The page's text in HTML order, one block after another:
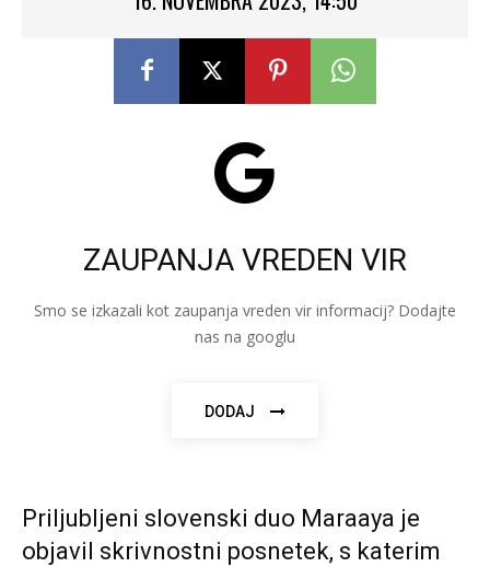
ZAUPANJA VREDEN VIR
Smo se izkazali kot zaupanja vreden vir informacij? Dodajte
nas na googlu
DODAJ
Priljubljeni slovenski duo Maraaya je
objavil skrivnostni posnetek, s katerim